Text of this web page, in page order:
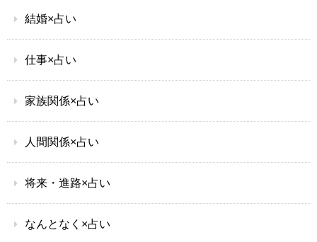
結婚×占い
仕事×占い
家族関係×占い
人間関係×占い
将来・進路×占い
なんとなく×占い